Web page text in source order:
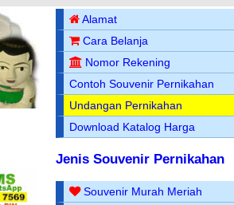
Alamat
Cara Belanja
Nomor Rekening
Contoh Souvenir Pernikahan
Undangan Pernikahan
Download Katalog Harga
Jenis Souvenir Pernikahan
Souvenir Murah Meriah